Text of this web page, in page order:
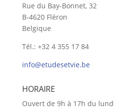
Rue du Bay-Bonnet, 32
B-4620 Fléron
Belgique
Tél.: +32 4 355 17 84
info@etudesetvie.be
HORAIRE
Ouvert de 9h à 17h du